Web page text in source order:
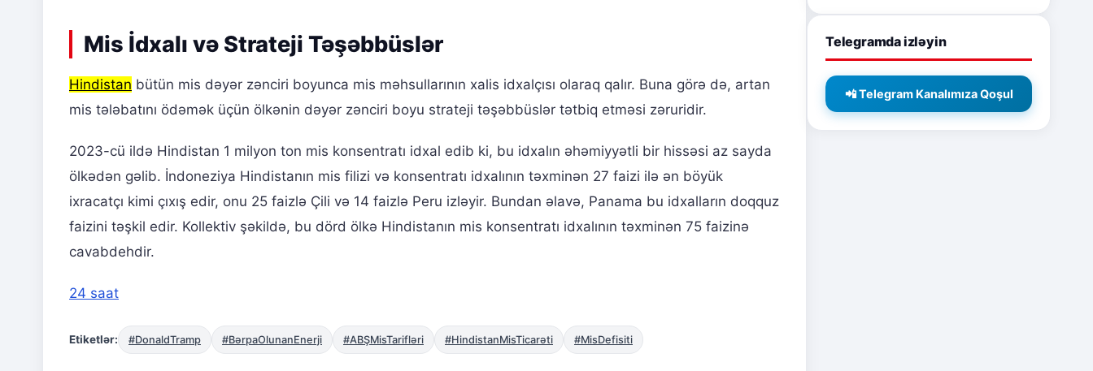
Mis İdxalı və Strateji Təşəbbüslər
Hindistan bütün mis dəyər zənciri boyunca mis məhsullarının xalis idxalçısı olaraq qalır. Buna görə də, artan
mis tələbatını ödəmək üçün ölkənin dəyər zənciri boyu strateji təşəbbüslər tətbiq etməsi zəruridir.
2023-cü ildə Hindistan 1 milyon ton mis konsentratı idxal edib ki, bu idxalın əhəmiyyətli bir hissəsi az sayda
ölkədən gəlib. İndoneziya Hindistanın mis filizi və konsentratı idxalının təxminən 27 faizi ilə ən böyük
ixracatçı kimi çıxış edir, onu 25 faizlə Çili və 14 faizlə Peru izləyir. Bundan əlavə, Panama bu idxalların doqquz
faizini təşkil edir. Kollektiv şəkildə, bu dörd ölkə Hindistanın mis konsentratı idxalının təxminən 75 faizinə
cavabdehdir.
24 saat
Etiketlər: #DonaldTramp #BərpaOlunanEnerji #ABŞMisTarifləri #HindistanMisTicarəti #MisDefisiti
Telegramda izləyin
📲 Telegram Kanalımıza Qoşul